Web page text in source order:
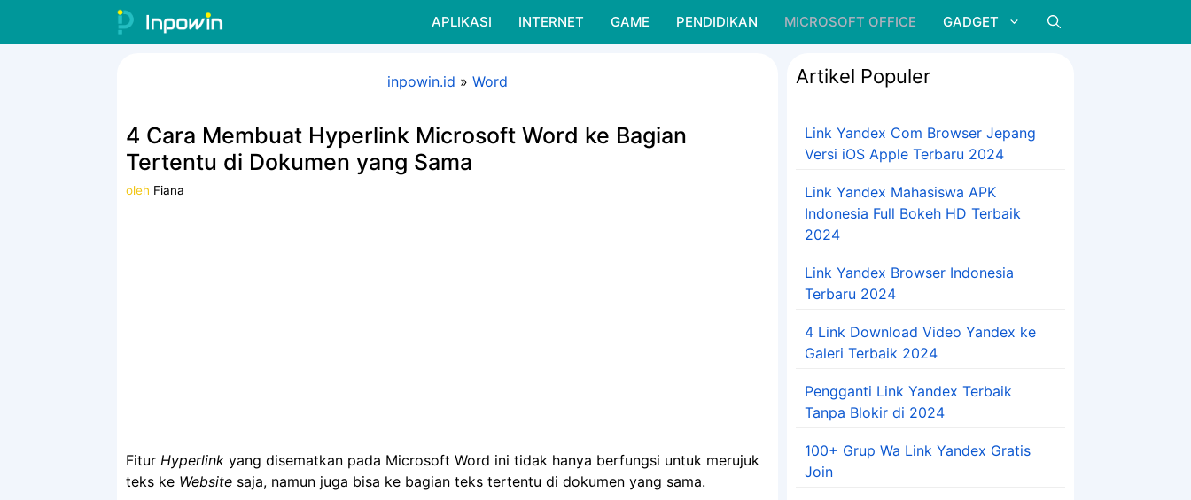
APLIKASI INTERNET GAME PENDIDIKAN MICROSOFT OFFICE GADGET
inpowin.id » Word
4 Cara Membuat Hyperlink Microsoft Word ke Bagian
Tertentu di Dokumen yang Sama
oleh Fiana
Fitur Hyperlink yang disematkan pada Microsoft Word ini tidak hanya berfungsi untuk merujuk
teks ke Website saja, namun juga bisa ke bagian teks tertentu di dokumen yang sama.
Artikel Populer
Link Yandex Com Browser Jepang
Versi iOS Apple Terbaru 2024
Link Yandex Mahasiswa APK
Indonesia Full Bokeh HD Terbaik
2024
Link Yandex Browser Indonesia
Terbaru 2024
4 Link Download Video Yandex ke
Galeri Terbaik 2024
Pengganti Link Yandex Terbaik
Tanpa Blokir di 2024
100+ Grup Wa Link Yandex Gratis
Join